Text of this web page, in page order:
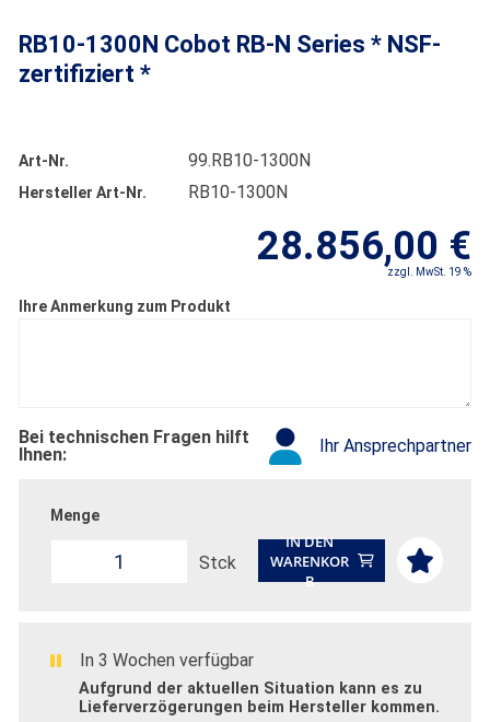
RB10-1300N Cobot RB-N Series * NSF-
zertifiziert *
Art-Nr. 99.RB10-1300N
Hersteller Art-Nr. RB10-1300N
28.856,00 €
zzgl. MwSt. 19 %
Ihre Anmerkung zum Produkt
Bei technischen Fragen hilft
Ihnen:
Ihr Ansprechpartner
Menge
Stck
IN DEN
WARENKOR
B
In 3 Wochen verfügbar
Aufgrund der aktuellen Situation kann es zu
Lieferverzögerungen beim Hersteller kommen.